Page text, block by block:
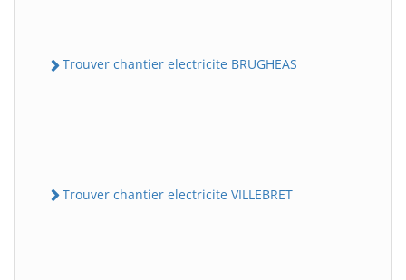
Trouver chantier electricite BRUGHEAS
Trouver chantier electricite VILLEBRET